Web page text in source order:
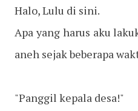
Halo, Lulu di sini.
Apa yang harus aku
aneh sejak beberapa
"Panggil kepala desa!"